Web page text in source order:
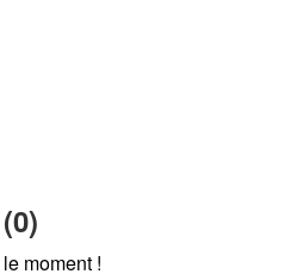
moment !